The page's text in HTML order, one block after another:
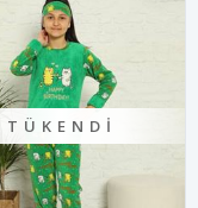
TÜKENDI